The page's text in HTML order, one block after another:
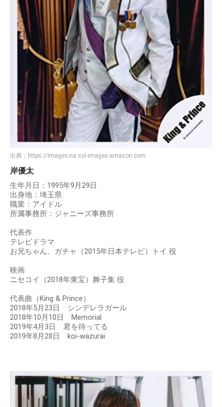
出典： https://images-na.ssl-images-amazon.com
岸優太
生年月日：1995年9月29日
出身地：埼玉県
職業：アイドル
所属事務所：ジャニーズ事務所
代表作
テレビドラマ
お兄ちゃん、ガチャ（2015年日本テレビ）トイ 役
映画
ニセコイ（2018年東宝）舞子集 役
代表曲（King & Prince）
2018年5月23日 シンデレラガール
2018年10月10日 Memorial
2019年4月3日 君を待ってる
2019年8月28日 koi-wazurai